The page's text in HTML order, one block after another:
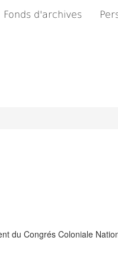
Fonds d'archives
du Congrés Coloniale